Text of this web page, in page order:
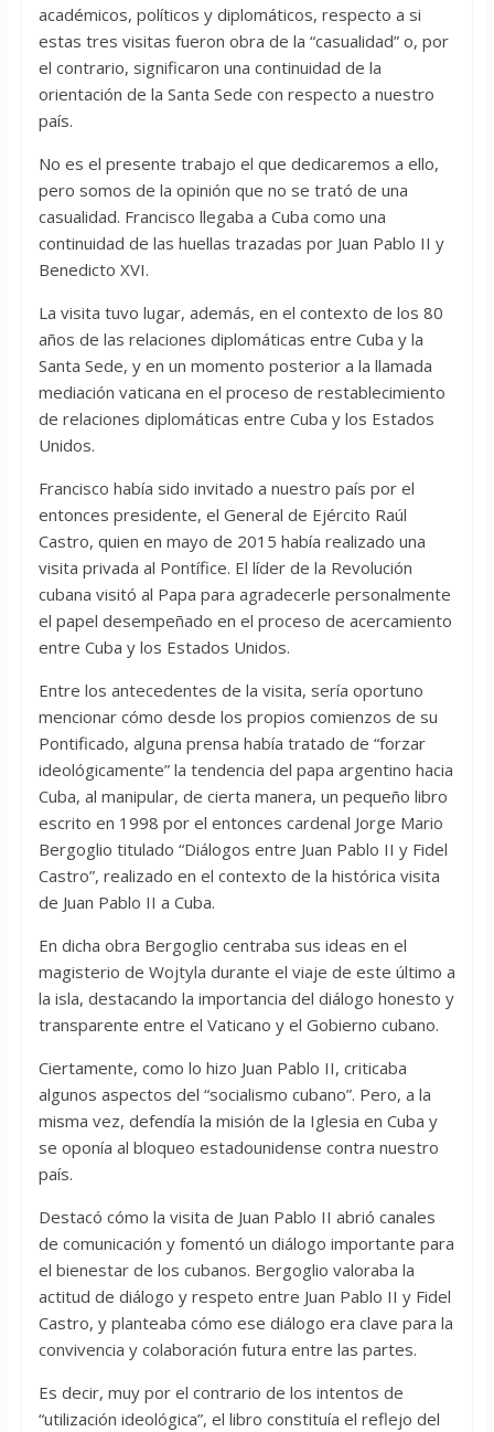
académicos, políticos y diplomáticos, respecto a si
estas tres visitas fueron obra de la “casualidad” o, por
el contrario, significaron una continuidad de la
orientación de la Santa Sede con respecto a nuestro
país.
No es el presente trabajo el que dedicaremos a ello,
pero somos de la opinión que no se trató de una
casualidad. Francisco llegaba a Cuba como una
continuidad de las huellas trazadas por Juan Pablo II y
Benedicto XVI.
La visita tuvo lugar, además, en el contexto de los 80
años de las relaciones diplomáticas entre Cuba y la
Santa Sede, y en un momento posterior a la llamada
mediación vaticana en el proceso de restablecimiento
de relaciones diplomáticas entre Cuba y los Estados
Unidos.
Francisco había sido invitado a nuestro país por el
entonces presidente, el General de Ejército Raúl
Castro, quien en mayo de 2015 había realizado una
visita privada al Pontífice. El líder de la Revolución
cubana visitó al Papa para agradecerle personalmente
el papel desempeñado en el proceso de acercamiento
entre Cuba y los Estados Unidos.
Entre los antecedentes de la visita, sería oportuno
mencionar cómo desde los propios comienzos de su
Pontificado, alguna prensa había tratado de “forzar
ideológicamente” la tendencia del papa argentino hacia
Cuba, al manipular, de cierta manera, un pequeño libro
escrito en 1998 por el entonces cardenal Jorge Mario
Bergoglio titulado “Diálogos entre Juan Pablo II y Fidel
Castro”, realizado en el contexto de la histórica visita
de Juan Pablo II a Cuba.
En dicha obra Bergoglio centraba sus ideas en el
magisterio de Wojtyla durante el viaje de este último a
la isla, destacando la importancia del diálogo honesto y
transparente entre el Vaticano y el Gobierno cubano.
Ciertamente, como lo hizo Juan Pablo II, criticaba
algunos aspectos del “socialismo cubano”. Pero, a la
misma vez, defendía la misión de la Iglesia en Cuba y
se oponía al bloqueo estadounidense contra nuestro
país.
Destacó cómo la visita de Juan Pablo II abrió canales
de comunicación y fomentó un diálogo importante para
el bienestar de los cubanos. Bergoglio valoraba la
actitud de diálogo y respeto entre Juan Pablo II y Fidel
Castro, y planteaba cómo ese diálogo era clave para la
convivencia y colaboración futura entre las partes.
Es decir, muy por el contrario de los intentos de
“utilización ideológica”, el libro constituía el reflejo del